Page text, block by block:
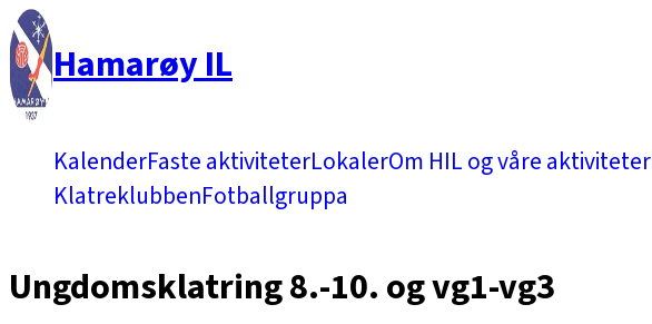
Hamarøy IL
KalenderFaste aktiviteterLokalerOm HIL og våre aktiviteter
KlatreklubbenFotballgruppa
Ungdomsklatring 8.-10. og vg1-vg3